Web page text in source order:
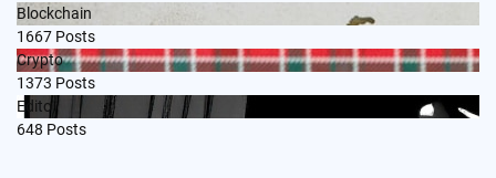
Blockchain
1667 Posts
Crypto
1373 Posts
Edito
648 Posts